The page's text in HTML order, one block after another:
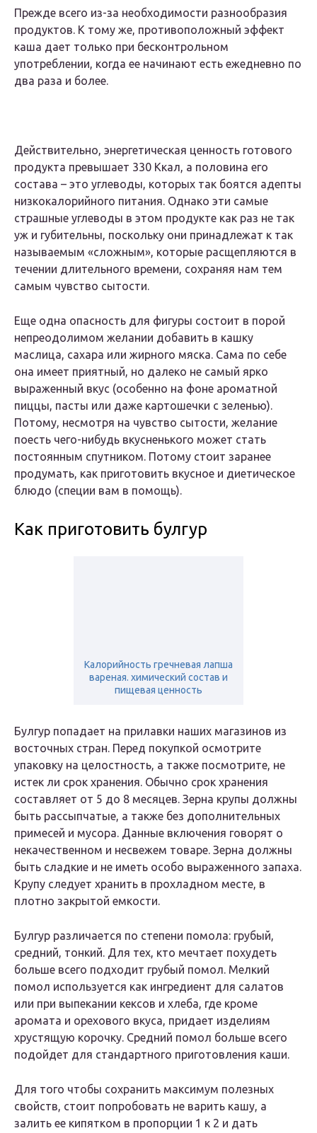
Прежде всего из-за необходимости разнообразия
продуктов. К тому же, противоположный эффект
каша дает только при бесконтрольном
употреблении, когда ее начинают есть ежедневно по
два раза и более.
Действительно, энергетическая ценность готового
продукта превышает 330 Ккал, а половина его
состава – это углеводы, которых так боятся адепты
низкокалорийного питания. Однако эти самые
страшные углеводы в этом продукте как раз не так
уж и губительны, поскольку они принадлежат к так
называемым «сложным», которые расщепляются в
течении длительного времени, сохраняя нам тем
самым чувство сытости.
Еще одна опасность для фигуры состоит в порой
непреодолимом желании добавить в кашку
маслица, сахара или жирного мяска. Сама по себе
она имеет приятный, но далеко не самый ярко
выраженный вкус (особенно на фоне ароматной
пиццы, пасты или даже картошечки с зеленью).
Потому, несмотря на чувство сытости, желание
поесть чего-нибудь вкусненького может стать
постоянным спутником. Потому стоит заранее
продумать, как приготовить вкусное и диетическое
блюдо (специи вам в помощь).
Как приготовить булгур
Калорийность гречневая лапша
вареная. химический состав и
пищевая ценность
Булгур попадает на прилавки наших магазинов из
восточных стран. Перед покупкой осмотрите
упаковку на целостность, а также посмотрите, не
истек ли срок хранения. Обычно срок хранения
составляет от 5 до 8 месяцев. Зерна крупы должны
быть рассыпчатые, а также без дополнительных
примесей и мусора. Данные включения говорят о
некачественном и несвежем товаре. Зерна должны
быть сладкие и не иметь особо выраженного запаха.
Крупу следует хранить в прохладном месте, в
плотно закрытой емкости.
Булгур различается по степени помола: грубый,
средний, тонкий. Для тех, кто мечтает похудеть
больше всего подходит грубый помол. Мелкий
помол используется как ингредиент для салатов
или при выпекании кексов и хлеба, где кроме
аромата и орехового вкуса, придает изделиям
хрустящую корочку. Средний помол больше всего
подойдет для стандартного приготовления каши.
Для того чтобы сохранить максимум полезных
свойств, стоит попробовать не варить кашу, а
залить ее кипятком в пропорции 1 к 2 и дать